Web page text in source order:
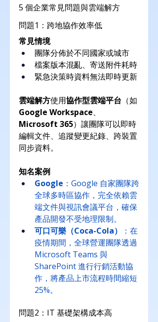
5 個企業常見問題與雲端解方
問題1：跨地協作效率低
常見情境
團隊分佈於不同國家或城市
檔案版本混亂、寄送附件耗時
緊急決策時資料無法即時更新
雲端解方使用協作型雲端平台 （如
Google Workspace、
Microsoft 365）讓團隊可以即時
編輯文件、追蹤變更紀錄、跨裝置
同步資料。
知名案例
Google ：Google 自家團隊跨
全球多時區協作，完全依賴雲
端文件與視訊會議平台，確保
產品開發不受地理限制。
可口可樂（Coca-Cola）
：在
疫情期間，全球營運團隊透過
Microsoft Teams 與
SharePoint 進行行銷活動協
作，將產品上市流程時間縮短
25%。
問題2：IT 基礎架構成本高